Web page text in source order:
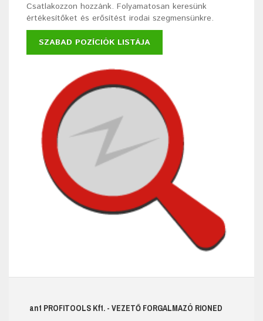
Csatlakozzon hozzánk. Folyamatosan keresünk
értékesítőket és erősítést irodai szegmensünkre.
SZABAD POZÍCIÓK LISTÁJA
ant PROFITOOLS Kft. - VEZETŐ FORGALMAZÓ RIONED